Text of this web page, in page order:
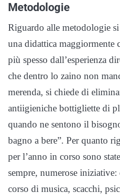
Metodologie
Riguardo alle metodologie
una didattica maggiormente
più spesso dall’esperienza
che dentro lo zaino non
merenda, si chiede di
antiigieniche bottigliette di
quando ne sentono il
bagno a bere”. Per quanto
per l’anno in corso sono
sempre, numerose
corso di musica, scacchi,